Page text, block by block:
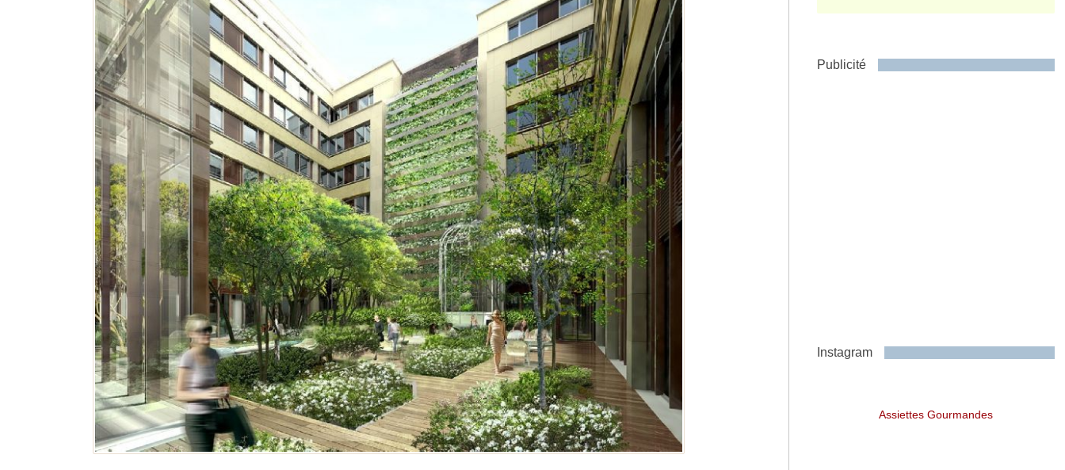
Publicité
Instagram
Assiettes Gourmandes